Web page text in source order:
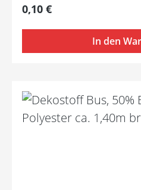
Regulärer Preis:
0,10 €
In den